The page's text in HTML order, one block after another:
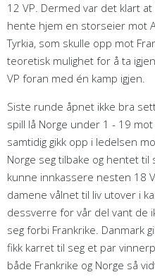
12 VP. Dermed var det klart
hente hjem en storseier mot
Tyrkia, som skulle opp mot
teoretisk mulighet for å ta
VP foran med én kamp igjen.
Siste runde åpnet ikke bra
spill lå Norge under 1 - 19
samtidig gikk opp i ledelsen
Norge seg tilbake og hentet
kunne innkassere nesten 18
damene vålnet til liv utover i
dessverre for vår del vant de
seg forbi Frankrike. Danmark
fikk karret til seg et par
både Frankrike og Norge så